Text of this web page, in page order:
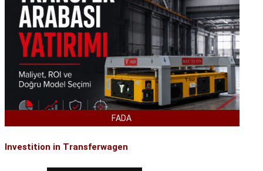
FADA
Investition in Transferwagen